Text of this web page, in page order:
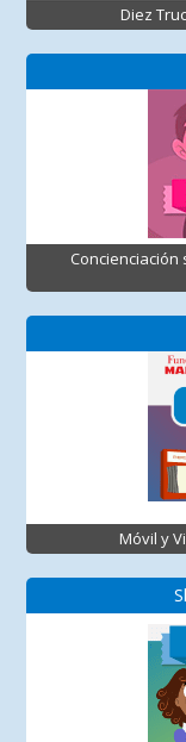
Diez
Móvil y